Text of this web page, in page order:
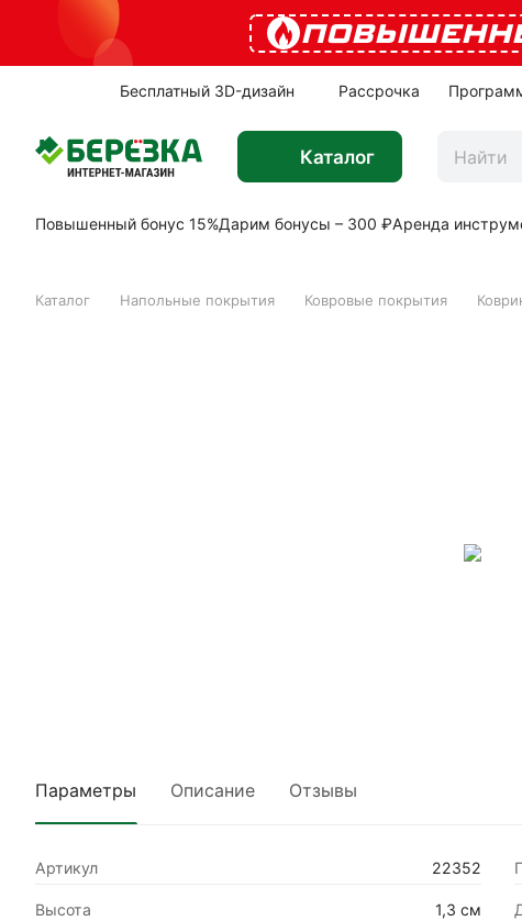
Бесплатный 3D-дизайн Рассрочка
Каталог
Повышенный бонус 15%Дарим бонусы – 300 ₽Аренда
Каталог Напольные покрытия Ковровые покрытия
Параметры Описание Отзывы
Артикул 22352
Высота 1,3 см